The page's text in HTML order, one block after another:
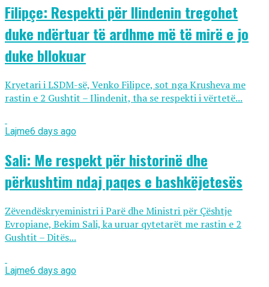
Filipçe: Respekti për Ilindenin tregohet
duke ndërtuar të ardhme më të mirë e jo
duke bllokuar
Kryetari i LSDM-së, Venko Filipce, sot nga Krusheva me
rastin e 2 Gushtit – Ilindenit, tha se respekti i vërtetë...
Lajme6 days ago
Sali: Me respekt për historinë dhe
përkushtim ndaj paqes e bashkëjetesës
Zëvendëskryeministri i Parë dhe Ministri për Çështje
Evropiane, Bekim Sali, ka uruar qytetarët me rastin e 2
Gushtit – Ditës...
Lajme6 days ago